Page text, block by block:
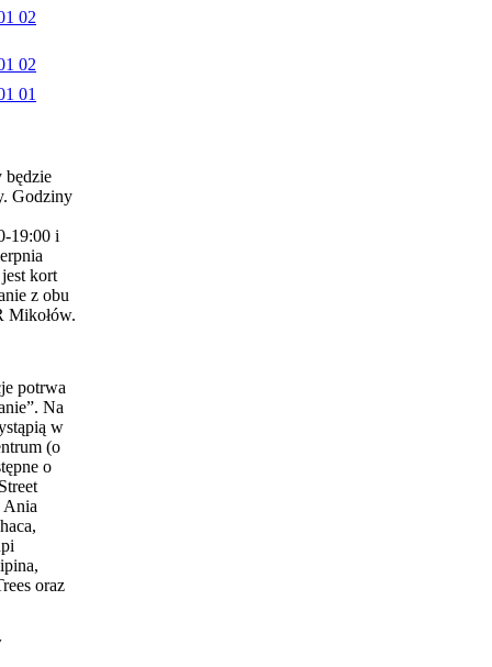
będzie
Godziny
19:00 i
kort
z obu
Mikołów.
potrwa
Na
w
(o
o
Ania
oraz